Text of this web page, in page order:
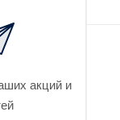
акций и